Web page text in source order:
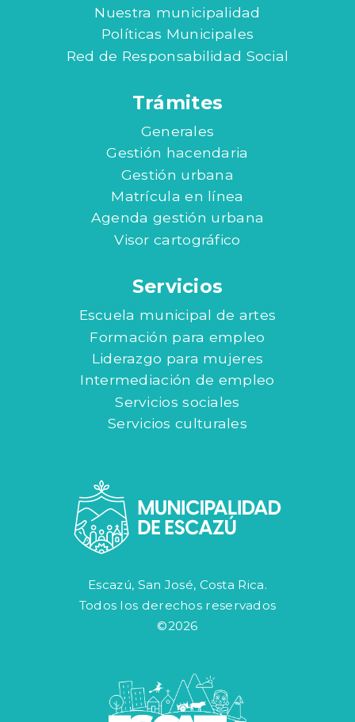
Nuestra municipalidad
Políticas Municipales
Red de Responsabilidad Social
Trámites
Generales
Gestión hacendaria
Gestión urbana
Matrícula en línea
Agenda gestión urbana
Visor cartográfico
Servicios
Escuela municipal de artes
Formación para empleo
Liderazgo para mujeres
Intermediación de empleo
Servicios sociales
Servicios culturales
Escazú, San José, Costa Rica.
Todos los derechos reservados
©2026